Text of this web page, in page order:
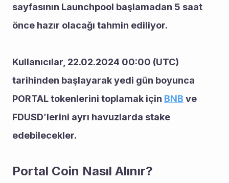
sayfasının Launchpool başlamadan 5 saat
önce hazır olacağı tahmin ediliyor.
Kullanıcılar, 22.02.2024 00:00 (UTC)
tarihinden başlayarak yedi gün boyunca
PORTAL tokenlerini toplamak için BNB ve
FDUSD’lerini ayrı havuzlarda stake
edebilecekler.
Portal Coin Nasıl Alınır?